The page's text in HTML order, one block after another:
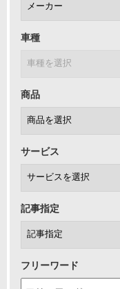
車種
商品
サービス
記事指定
フリーワード